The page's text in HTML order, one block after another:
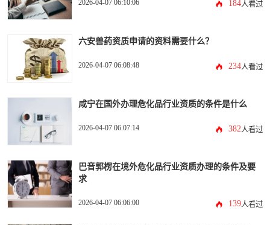
2026-04-07 06:10:06 184人看过
六安兽药资质申请的资料需要什么？
2026-04-07 06:08:48 234人看过
咸宁在国外办理危化品行业资质的条件是什么
2026-04-07 06:07:14 382人看过
巴音郭楞在境外危化品行业资质办理的条件及要
求
2026-04-07 06:06:00 139人看过